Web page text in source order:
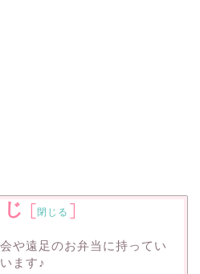
[閉じる ]
や遠足のお弁当に持ってい
ます♪